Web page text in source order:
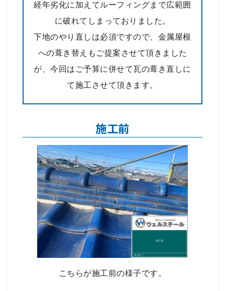
経年劣化に加えてルーフィングまで広範囲
に破れてしまっておりました。
下地のやり直しは必須ですので、金属屋根
への葺き替えもご提案させて頂きました
が、今回はご予算に併せて瓦の葺き直しに
て施工させて頂きます。
施工前
こちらが施工前の様子です。